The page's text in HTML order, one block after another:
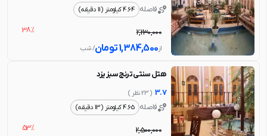
فاصله 4.64 کیلومتر (11 دقیقه)
2,230,000
38%
از 1,384,500تومان/ شب
هتل سنتی ترنج سبز یزد
3.7 ( 23 نظر )
فاصله 4.65 کیلومتر (13 دقیقه)
2,500,000
53%